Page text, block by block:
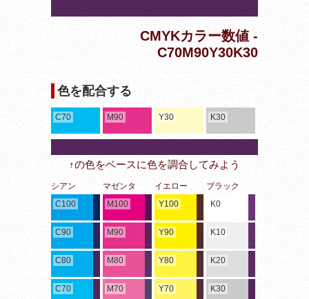
CMYKカラー数値 -
C70M90Y30K30
色を配合する
C70 M90 Y30 K30
↑の色をベースに色を調合してみよう
シアン
C100
C90
C80
C70
マゼンタ
M100
M90
M80
M70
イエロー
Y100
Y90
Y80
Y70
ブラック
K0
K10
K20
K30